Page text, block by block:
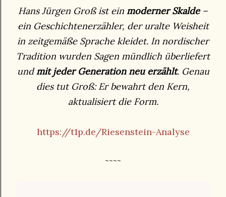
Hans Jürgen Groß ist ein moderner Skalde–
ein Geschichtenerzähler, der uralte Weisheit
in zeitgemäße Sprache kleidet. In nordischer
Tradition wurden Sagen mündlich überliefert
undmit jeder Generation neu erzählt. Genau
dies tut Groß: Er bewahrt den Kern,
aktualisiert die Form.
https://t1p.de/Riesenstein-Analyse
~~~~